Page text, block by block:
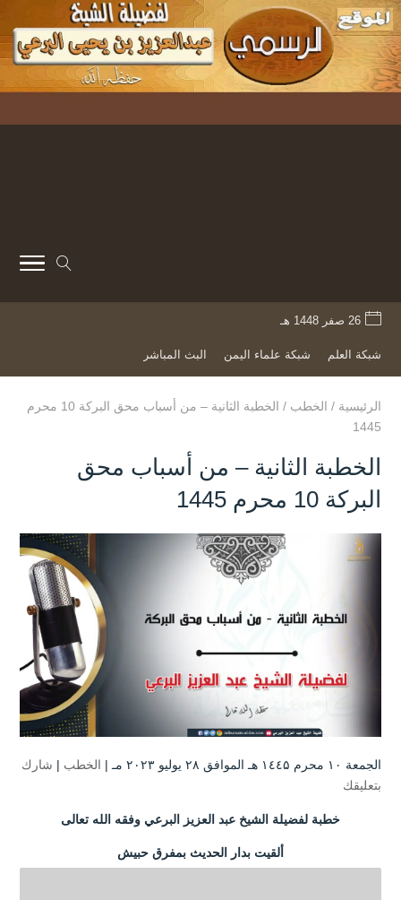
26 صفر 1448 هـ
شبكة العلم شبكة علماء اليمن البث المباشر
الرئيسية / الخطب /
الخطبة الثانية – من أسباب محق البركة 10 محرم
1445
الخطبة الثانية – من أسباب محق
البركة 10 محرم 1445
الجمعة ۱۰ محرم ۱٤٤۵ هـ الموافق ۲۸ يوليو ۲۰۲۳ مـ | الخطب | شارك
بتعليقك
خطبة لفضيلة الشيخ عبد العزيز البرعي وفقه الله تعالى
ألقيت بدار الحديث بمفرق حبيش